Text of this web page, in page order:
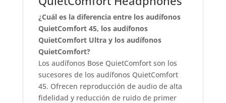
¿Cuál es la diferencia entre los audífonos
QuietComfort 45, los audífonos
QuietComfort Ultra y los audífonos
QuietComfort?
Los audífonos Bose QuietComfort son los
sucesores de los audífonos QuietComfort
45. Ofrecen reproducción de audio de alta
fidelidad y reducción de ruido de primer